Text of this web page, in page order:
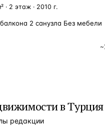
· 2 этаж · 2010 г.
2 санузла Без мебели
~
в Турция
редакции